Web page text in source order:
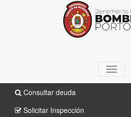
Consultar deuda
Solicitar Inspección